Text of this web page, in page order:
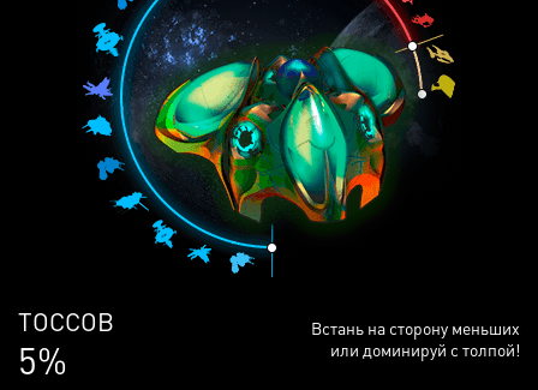
ЛЮДЕЙ
68%
Встань на сторону меньших
или доминируй с толпой!